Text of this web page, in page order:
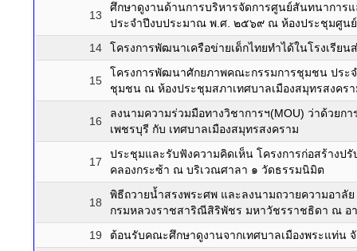
13
ศึกษาดูงานด้านการบริหารจัดการศูนย์สันทนากา
ประจำปีงบประมาณ พ.ศ. ๒๕๖๙ ณ ห้องประชุมศูน
14
โครงการพัฒนาเครือข่ายเด็กไทยทำได้ในโรงเรี
15
โครงการพัฒนาศักยภาพคณะกรรมการชุมชน ประ
ชุมชน ณ ห้องประชุมสภาเทศบาลเมืองสมุทรสงคร
16
ลงนามความร่วมมือทางวิชาการฯ(MOU) ว่าด้วย
เพชรบุรี กับ เทศบาลเมืองสมุทรสงคราม
17
ประชุมและรับฟังความคิดเห็น โครงการก่อสร้าง
คลองกระซ้า ณ บริเวณศาลา ๑ วัดธรรมนิมิต
18
พิธีถวายน้ำสรงพระศพ และลงนามถวายความอาลัย
กรมหลวงราชสาริณีสิริพัชร มหาวัชรราชธิดา ณ อ
19
ต้อนรับคณะศึกษาดูงานจากเทศบาลเมืองพระแท่น